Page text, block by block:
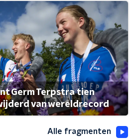
Germ Terpstra tien
van wereldrecord
Alle fragmenten